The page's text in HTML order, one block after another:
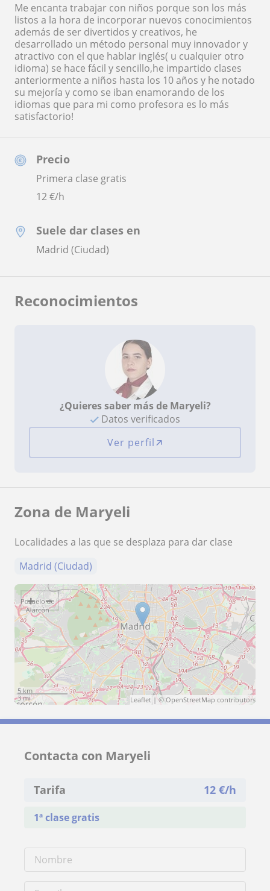
Precio
Primera clase gratis
12€/h
Suele dar clases en
Madrid (Ciudad)
Me encanta trabajar con niños porque son los más
listos a la hora de incorporar nuevos conocimientos
además de ser divertidos y creativos, he
desarrollado un método personal muy innovador y
atractivo con el que hablar inglés( u cualquier otro
idioma) se hace fácil y sencillo,he impartido clases
anteriormente a niños hasta los 10 años y he notado
su mejoría y como se iban enamorando de los
idiomas que para mi como profesora es lo más
satisfactorio!
Reconocimientos
¿Quieres saber más de Maryeli?
Datos verificados
Ver perfil
Zona de Maryeli
Localidades a las que se desplaza para dar clase
Madrid (Ciudad)
+ −
5 km
3 mi
Leaflet | © OpenStreetMap contributors
Contacta con Maryeli
Tarifa 12 €/h
1ª clase gratis